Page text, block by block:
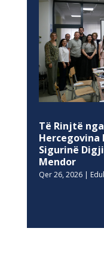
Të Rinjtë
Hercegovina
Sigurinë
Mendor
Qer 26, 2026|